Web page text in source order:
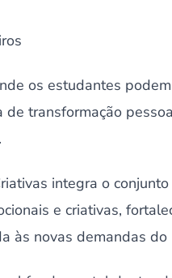
os estudantes
de transformação
integra o
e criativas,
às novas demandas